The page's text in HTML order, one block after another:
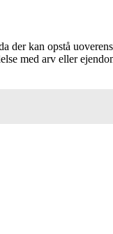
kan opstå
med arv eller